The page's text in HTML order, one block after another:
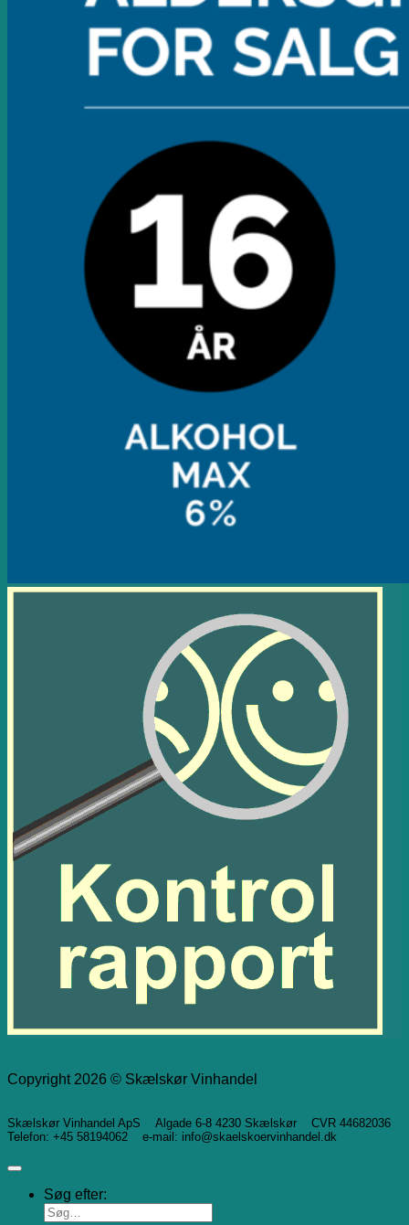
Copyright 2026 © Skælskør Vinhandel
Skælskør Vinhandel ApS Algade 6-8 4230 Skælskør CVR 44682036
Telefon: +45 58194062 e-mail: info@skaelskoervinhandel.dk
Søg efter: